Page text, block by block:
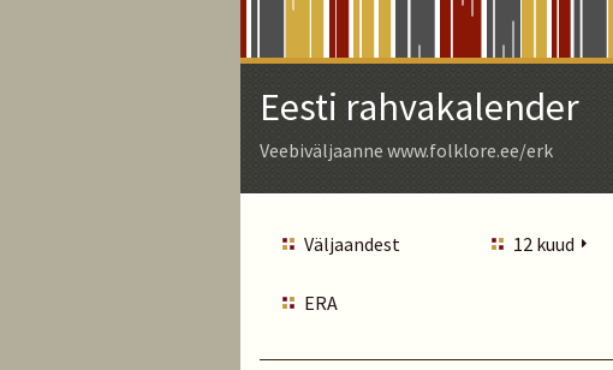
Eesti rahvakalender
Veebiväljaanne www.folklore.ee/erk
Väljaandest 12 kuud
ERA